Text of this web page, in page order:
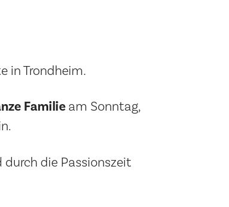
in Trondheim.
Familie am Sonntag,
die Passionszeit